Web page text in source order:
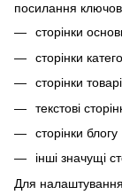
посилання
сторінки
сторінки
сторінки
текстові
сторінки блогу
інші значущі
Для налаштування